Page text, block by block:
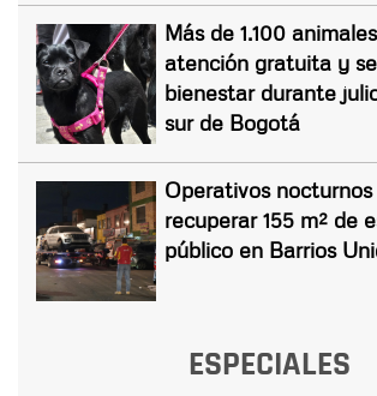
Más de 1.100
atención gratuita y
bienestar durante
sur de Bogotá
Operativos
recuperar 155 m² de
público en Barrios
ESPECIALES